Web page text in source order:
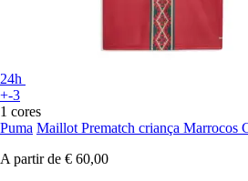
24h
+-3
1 cores
Puma Maillot Prematch criança Marrocos
A partir de € 60,00